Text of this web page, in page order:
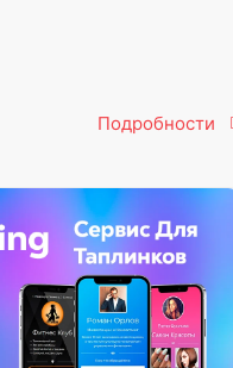
Подробности